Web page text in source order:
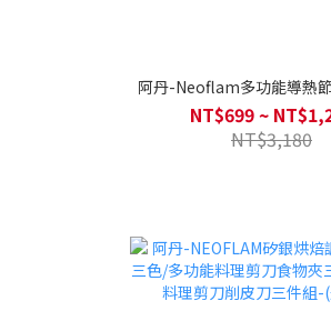
阿丹-Neoflam多功能導熱
NT$699 ~
NT$3,180